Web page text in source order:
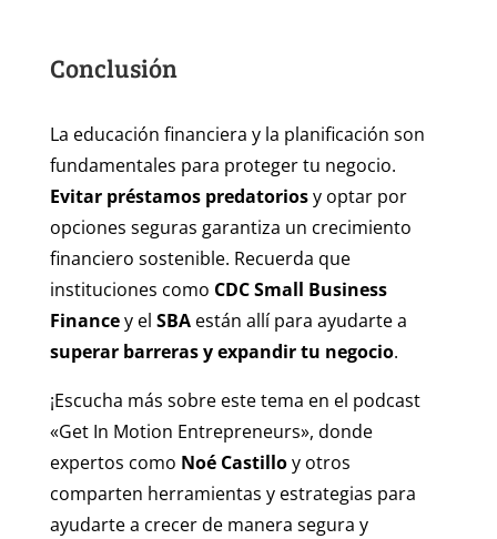
Conclusión
La educación financiera y la planificación son
fundamentales para proteger tu negocio.
Evitar préstamos predatoriosy optar por
opciones seguras garantiza un crecimiento
financiero sostenible. Recuerda que
instituciones como CDC Small Business
Financey el SBAestán allí para ayudarte a
superar barreras y expandir tu negocio.
¡Escucha más sobre este tema en el podcast
«Get In Motion Entrepreneurs», donde
expertos como Noé Castilloy otros
comparten herramientas y estrategias para
ayudarte a crecer de manera segura y